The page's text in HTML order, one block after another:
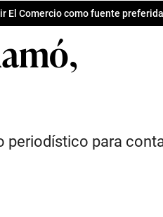
El Comercio como fuente
periodístico para